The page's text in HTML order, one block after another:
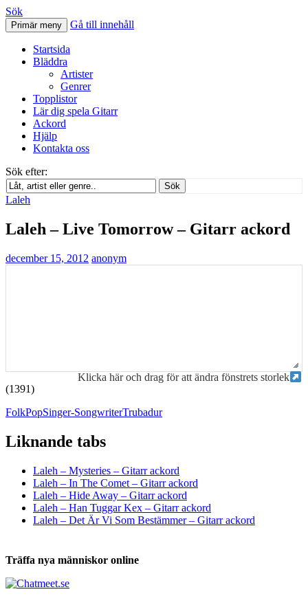
Svenskatabs.se
Sök
Primär meny Gå till innehåll
Startsida
Bläddra
Artister
Genrer
Topplistor
Lär dig spela Gitarr
Ackord
Hjälp
Kontakta oss
Sök efter:
Sök
Laleh
Laleh – Live Tomorrow – Gitarr ackord
december 15, 2012 anonym
Klicka här och drag för att ändra fönstrets storlek
(1391)
FolkPopSinger-SongwriterTrubadur
Liknande tabs
Laleh – Mysteries – Gitarr ackord
Laleh – In The Comet – Gitarr ackord
Laleh – Hide Away – Gitarr ackord
Laleh – Han Tuggar Kex – Gitarr ackord
Laleh – Det Är Vi Som Bestämmer – Gitarr ackord
Träffa nya människor online